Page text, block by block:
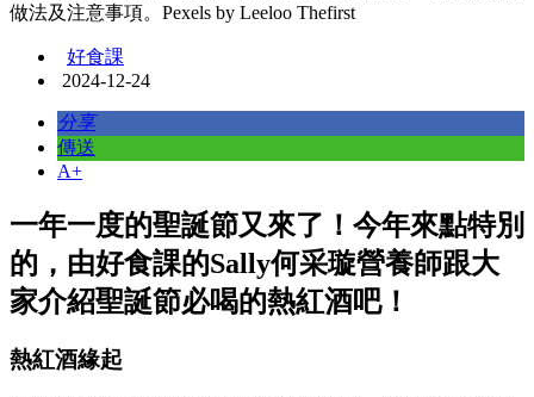
做法及注意事項。Pexels by Leeloo Thefirst
好食課
2024-12-24
分享
傳送
A+
一年一度的聖誕節又來了！今年來點特別
的，由好食課的Sally何采璇營養師跟大
家介紹聖誕節必喝的熱紅酒吧！
熱紅酒緣起